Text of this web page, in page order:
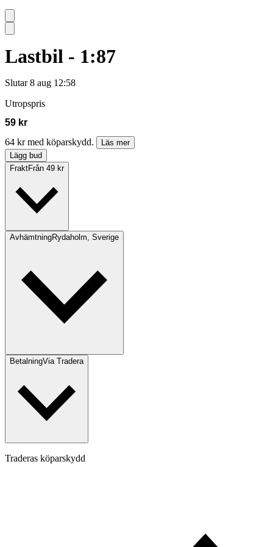
Lastbil - 1:87
Slutar 8 aug 12:58
Utropspris
59 kr
64 kr med köparskydd.
Läs mer
Lägg bud
FraktFrån 49 kr
AvhämtningRydaholm, Sverige
BetalningVia Tradera
Traderas köparskydd